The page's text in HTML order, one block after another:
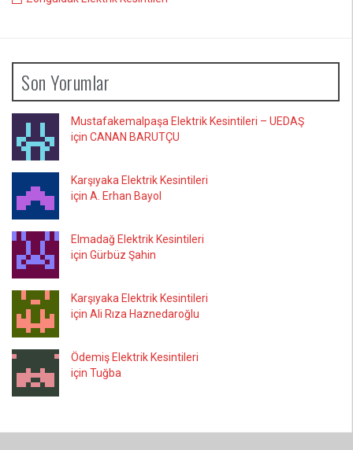
Son Yorumlar
Mustafakemalpaşa Elektrik Kesintileri – UEDAŞ
için CANAN BARUTÇU
Karşıyaka Elektrik Kesintileri
için A. Erhan Bayol
Elmadağ Elektrik Kesintileri
için Gürbüz Şahin
Karşıyaka Elektrik Kesintileri
için Ali Rıza Haznedaroğlu
Ödemiş Elektrik Kesintileri
için Tuğba